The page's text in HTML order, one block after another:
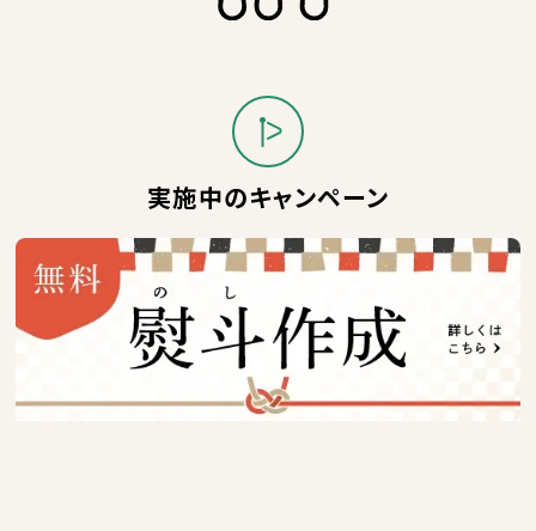
実施中のキャンペーン